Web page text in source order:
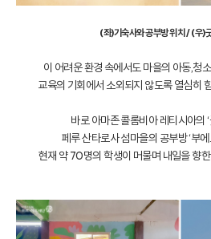
(좌)기숙사와 공부방 위치 / (우)
이 어려운 환경 속에서도 마을의 아동,청
교육의 기회에서 소외되지 않도록 열심히
바로 아마존 콜롬비아 레티시아의
페루 산타로사 섬마을의 공부방 ‘부
현재 약 70명의 학생이 머물며 내일을 향